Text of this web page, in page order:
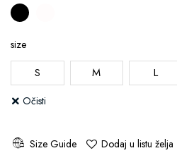
size
S M L
Očisti
Size Guide Dodaj u listu želja